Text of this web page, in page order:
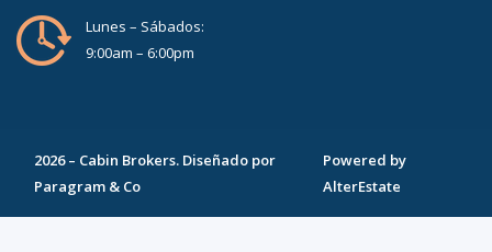
Lunes – Sábados:
9:00am – 6:00pm
2026– Cabin Brokers. Diseñado por
Paragram & Co
Powered by
AlterEstate